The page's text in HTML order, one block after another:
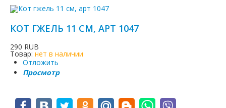
КОТ ГЖЕЛЬ 11 СМ, АРТ 1047
290 RUB
Товар: нет в наличии
Отложить
Просмотр